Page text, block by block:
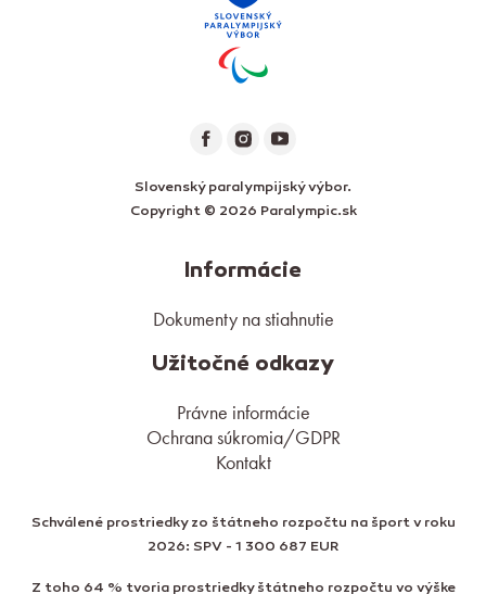
Slovenský paralympijský výbor.
Copyright © 2026 Paralympic.sk
Informácie
Dokumenty na stiahnutie
Užitočné odkazy
Právne informácie
Ochrana súkromia/GDPR
Kontakt
Schválené prostriedky zo štátneho rozpočtu na šport v roku
2026: SPV - 1 300 687 EUR
Z toho 64 % tvoria prostriedky štátneho rozpočtu vo výške